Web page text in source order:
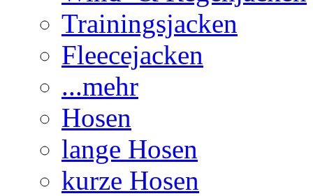
Trainingsjacken
Fleecejacken
...mehr
Hosen
lange Hosen
kurze Hosen